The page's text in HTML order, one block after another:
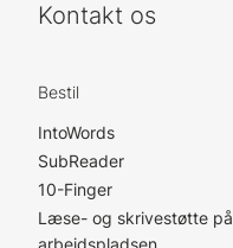
Kontakt os
Bestil
IntoWords
SubReader
10-Finger
Læse- og skrivestøtte på
arbejdspladsen